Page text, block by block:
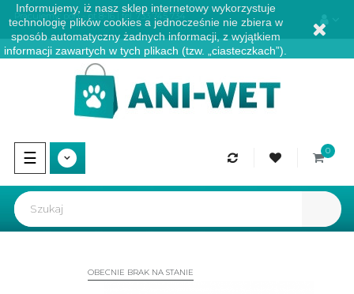
Pracujemy: pon - pt 8-16 | tel. 733 745 734
Przełącz
nawigację
☰ 0
OBECNIE BRAK NA STANIE
Informujemy, iż nasz sklep internetowy wykorzystuje
technologię plików cookies a jednocześnie nie zbiera w
sposób automatyczny żadnych informacji, z wyjątkiem
informacji zawartych w tych plikach (tzw. „ciasteczkach”).